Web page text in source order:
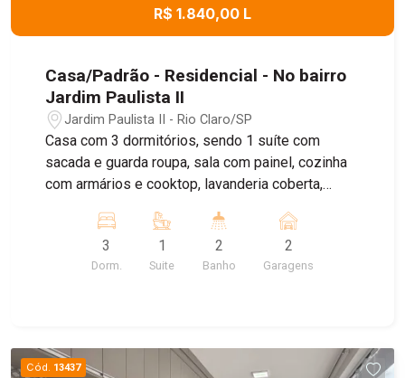
R$ 1.840,00 L
Casa/Padrão - Residencial - No bairro
Jardim Paulista II
Jardim Paulista II - Rio Claro/SP
Casa com 3 dormitórios, sendo 1 suíte com
sacada e guarda roupa, sala com painel, cozinha
com armários e cooktop, lavanderia coberta,
3
Dorm.
1
Suite
2
Banho
2
Garagens
Cód. 13437